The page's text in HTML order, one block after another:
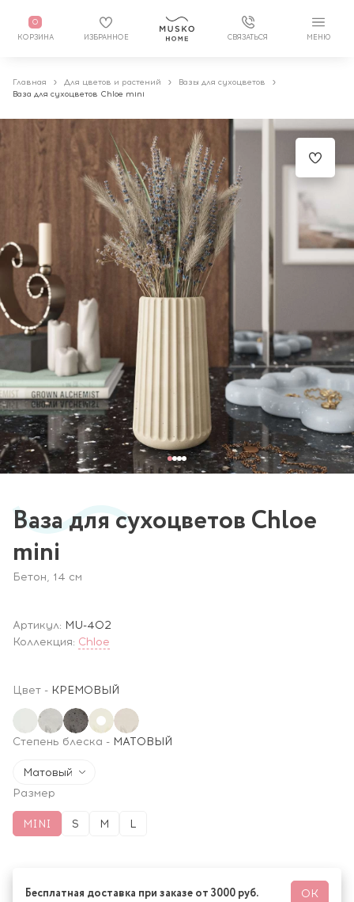
0
КОРЗИНА ИЗБРАННОЕ СВЯЗАТЬСЯ МЕНЮ
Главная Для цветов и растений
Вазы для сухоцветов
Ваза для сухоцветов Chloe mini
Ваза для сухоцветов Chloe
mini
Бетон, 14 см
Артикул: MU-402
Коллекция: Chloe
Цвет - КРЕМОВЫЙ
Степень блеска - МАТОВЫЙ
Матовый
Размер
MINI S M L
Бесплатная доставка при заказе от 3000 руб. ОК